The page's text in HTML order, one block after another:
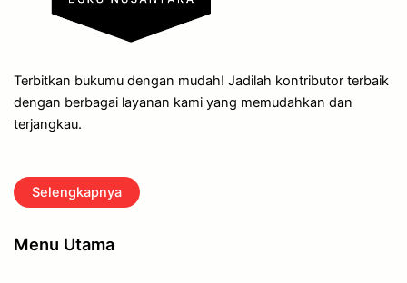
Terbitkan bukumu dengan mudah! Jadilah kontributor terbaik
dengan berbagai layanan kami yang memudahkan dan
terjangkau.
Selengkapnya
Menu Utama